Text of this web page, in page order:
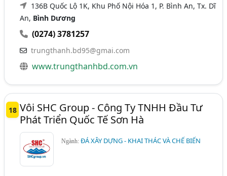
136B Quốc Lộ 1K, Khu Phố Nội Hóa 1, P. Bình An, Tx. Dĩ
An, Bình Dương
(0274) 3781257
trungthanh.bd95@gmai.com
www.trungthanhbd.com.vn
18 Vôi SHC Group - Công Ty TNHH Đầu Tư
Phát Triển Quốc Tế Sơn Hà
Ngành:ĐÁ XÂY DỰNG - KHAI THÁC VÀ CHẾ BIẾN